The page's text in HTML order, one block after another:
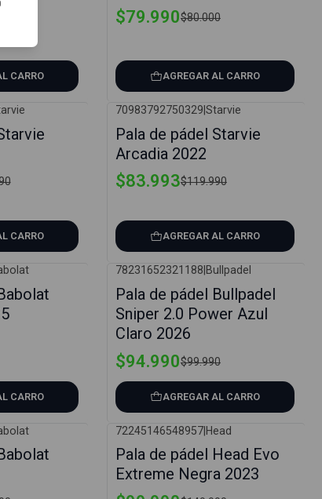
CARRO
$79.990$80.000
AGREGAR AL CARRO
CARRO
70983792750329 Starvie
Pala de pádel Starvie
Arcadia 2022
$83.993$119.990
AGREGAR AL CARRO
CARRO
78231652321188 Bullpadel
Pala de pádel Bullpadel
Sniper 2.0 Power Azul
Claro 2026
$94.990$99.990
AGREGAR AL CARRO
72245146548957| Head
Pala de pádel Head Evo
Extreme Negra 2023